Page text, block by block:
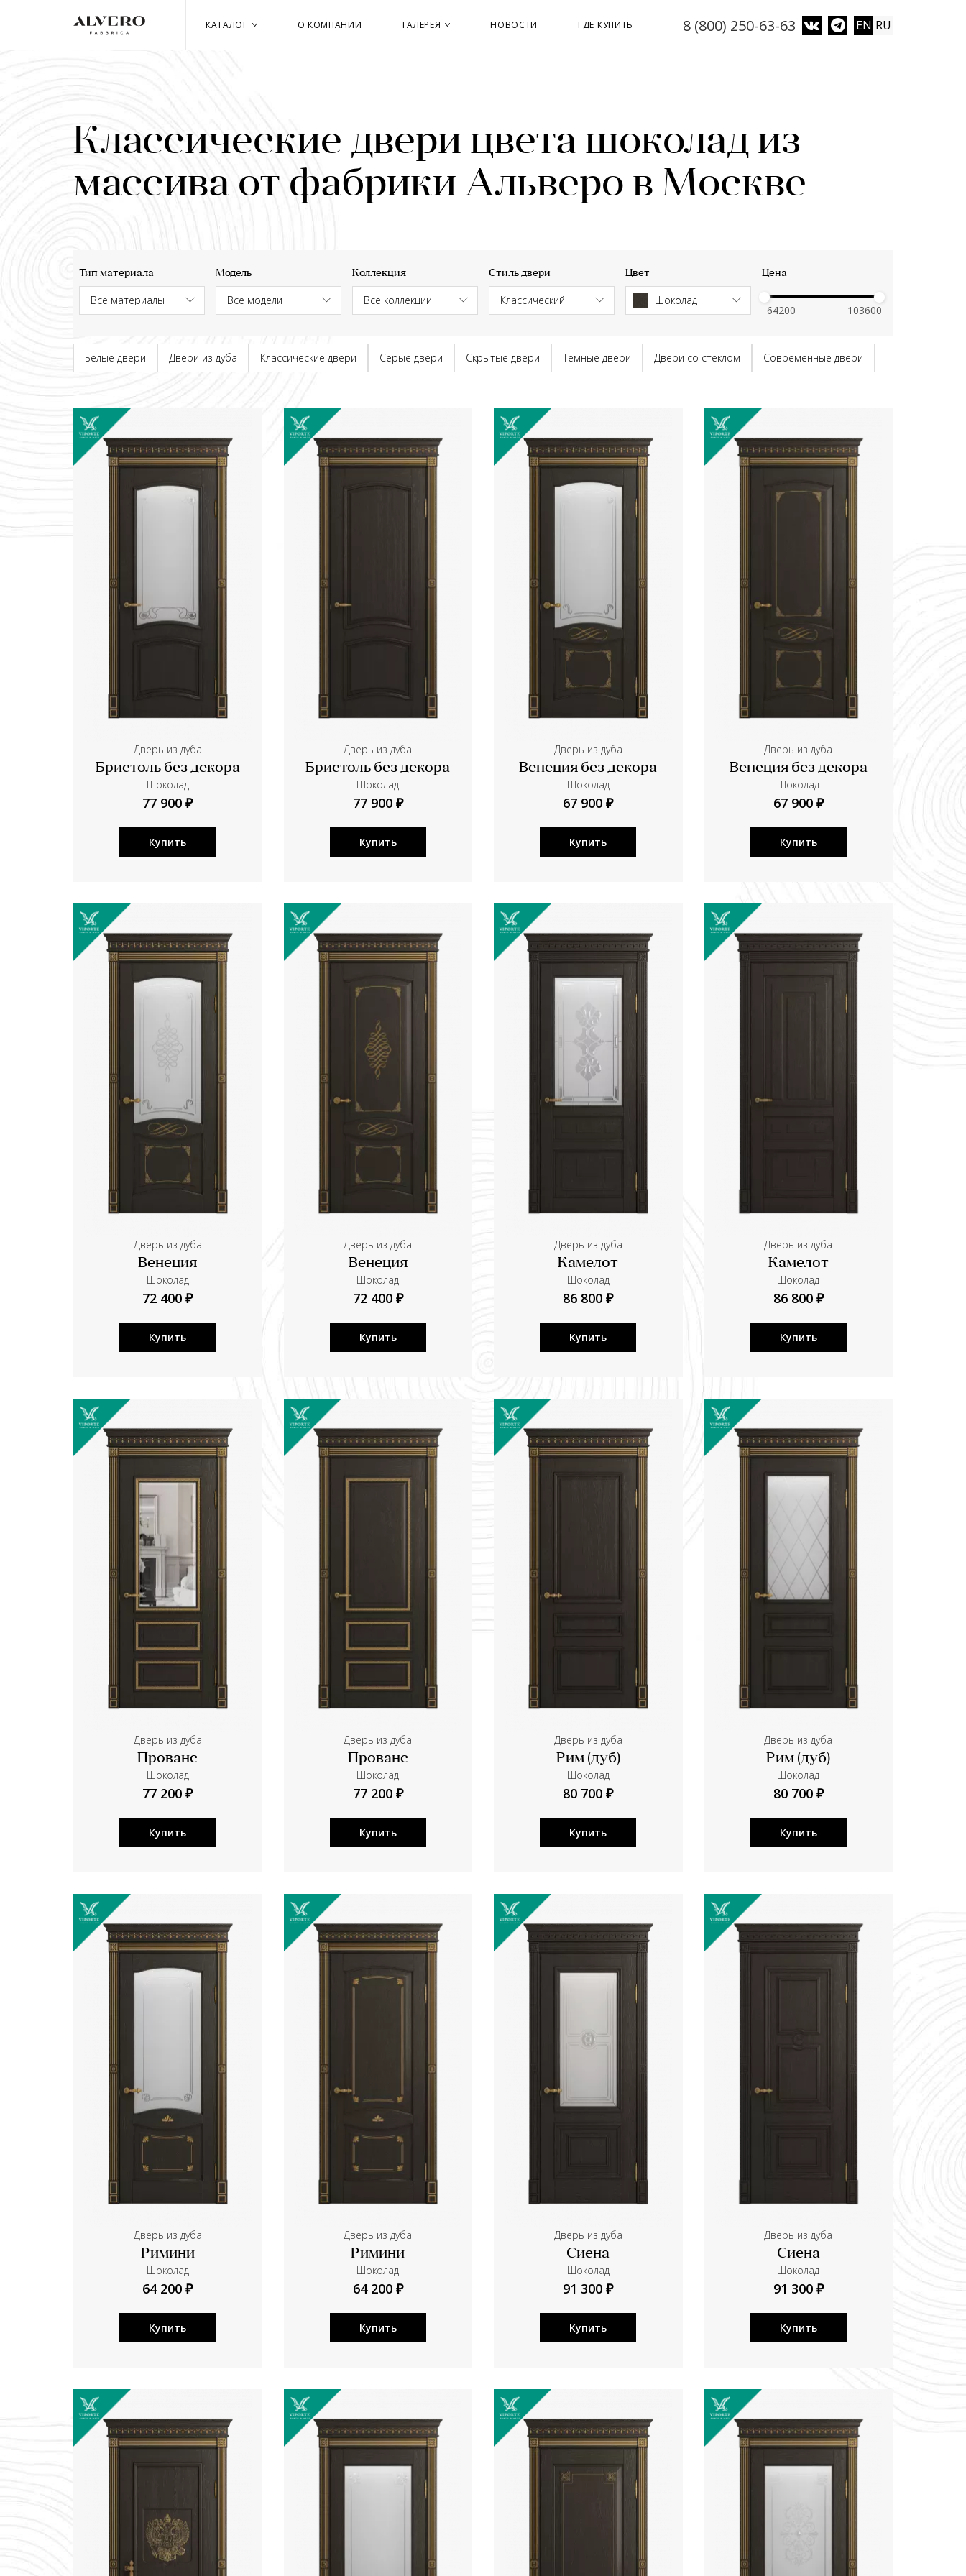
8 (800) 250-63-63 EN RU
КАТАЛОГ О КОМПАНИИ ГАЛЕРЕЯ НОВОСТИ ГДЕ КУПИТЬ
Классические двери цвета шоколад из
массива от фабрики Альверо в Москве
Тип материала Модель Коллекция Стиль двери Цвет
Шоколад
Цена
Белые двери Двери из дуба Классические двери Серые двери Скрытые двери Темные двери Двери со стеклом Современные двери
Дверь из дуба
Бристоль без декора
Шоколад
77 900 ₽
Купить
Дверь из дуба
Бристоль без декора
Шоколад
77 900 ₽
Купить
Дверь из дуба
Венеция без декора
Шоколад
67 900 ₽
Купить
Дверь из дуба
Венеция без декора
Шоколад
67 900 ₽
Купить
Дверь из дуба
Венеция
Шоколад
72 400 ₽
Купить
Дверь из дуба
Венеция
Шоколад
72 400 ₽
Купить
Дверь из дуба
Камелот
Шоколад
86 800 ₽
Купить
Дверь из дуба
Камелот
Шоколад
86 800 ₽
Купить
Дверь из дуба
Прованс
Шоколад
77 200 ₽
Купить
Дверь из дуба
Прованс
Шоколад
77 200 ₽
Купить
Дверь из дуба
Рим (дуб)
Шоколад
80 700 ₽
Купить
Дверь из дуба
Рим (дуб)
Шоколад
80 700 ₽
Купить
Дверь из дуба
Римини
Шоколад
64 200 ₽
Купить
Дверь из дуба
Римини
Шоколад
64 200 ₽
Купить
Дверь из дуба
Сиена
Шоколад
91 300 ₽
Купить
Дверь из дуба
Сиена
Шоколад
91 300 ₽
Купить